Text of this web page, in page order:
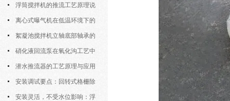
点与渗漏故障处理
浮筒搅拌机的推流工艺原理说
明 离心式曝气机在低温环境下的
运行特性与防冻措施
絮凝池搅拌机立轴底部轴承的
密封防水与免维护设计
硝化液回流泵在氧化沟工艺中
的布置位置对回流效果的影响
潜水推流器的工艺原理与应用
逻辑安装调试要点：回转式格栅除
污机的土建配合要求与水平度校准
安装灵活，不受水位影响：浮